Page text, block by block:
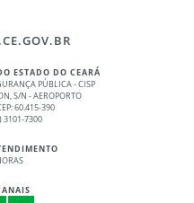
ESTADO DO CEARÁ
PÚBLICA - CISP
S/N - AEROPORTO
60.415-390
3101-7300